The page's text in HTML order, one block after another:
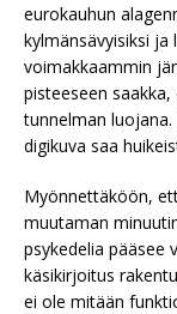
eurokauhun
kylmänsävyisiksi ja
voimakkaammin
pisteeseen
tunnelman
digikuva saa
Myönnettäköön,
muutaman
psykedelia pääsee
käsikirjoitus
ei ole mitään